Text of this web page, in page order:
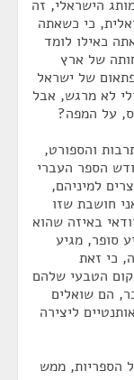
הישראלי, זה
כי כשאתה
כאילו לומד
של ארץ
של ישראל
לא מרגש, אבל
על המפה?
והספורט,
הספר העברי
למיניהם,
חושבת שזו
באיזה שהוא
סופר, מגיע
כי זאת
הטבעי שלהם
הם שואלים
ליצירה
הספריות, ממש